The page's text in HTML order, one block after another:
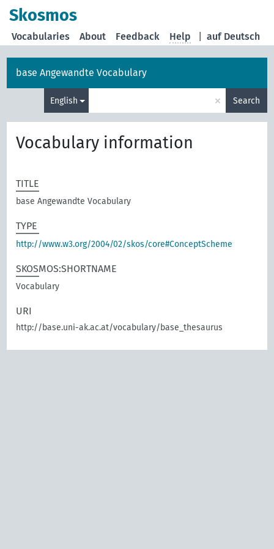
Skosmos
auf Deutsch
Vocabularies About Feedback Help
base Angewandte Vocabulary
English × Search
Vocabulary information
TITLE
base Angewandte Vocabulary
TYPE
http://www.w3.org/2004/02/skos/core#ConceptScheme
SKOSMOS:SHORTNAME
Vocabulary
URI
http://base.uni-ak.ac.at/vocabulary/base_thesaurus